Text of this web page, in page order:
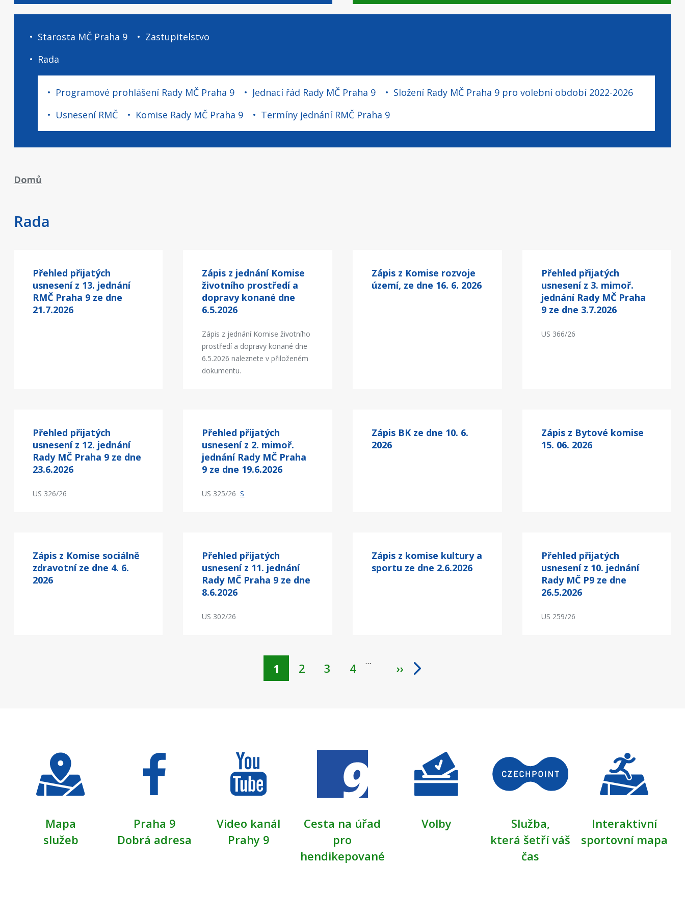
samospráva
podstránky
Starosta MČ Praha 9
Zastupitelstvo
Rada
Programové prohlášení Rady MČ Praha 9 Jednací řád Rady MČ Praha 9
Složení Rady MČ Praha 9 pro volební období 2022-2026
Usnesení RMČ
Komise Rady MČ Praha 9 Termíny jednání RMČ Praha 9
Drobečková
Domů
Rada
Přehled přijatých
usnesení z 13. jednání
RMČ Praha 9 ze dne
21.7.2026
Zápis z jednání Komise
životního prostředí a
dopravy konané dne
6.5.2026
Zápis z jednání Komise životního
prostředí a dopravy konané dne
6.5.2026 naleznete v přiloženém
dokumentu.
Zápis z Komise rozvoje
území, ze dne 16. 6. 2026
Přehled přijatých
usnesení z 3. mimoř.
jednání Rady MČ Praha
9 ze dne 3.7.2026
US 366/26
Přehled přijatých
usnesení z 12. jednání
Rady MČ Praha 9 ze dne
23.6.2026
US 326/26
Přehled přijatých
usnesení z 2. mimoř.
jednání Rady MČ Praha
9 ze dne 19.6.2026
US 325/26S
Zápis BK ze dne 10. 6.
2026
Zápis z Bytové komise
15. 06. 2026
Zápis z Komise sociálně
zdravotní ze dne 4. 6.
2026
Přehled přijatých
usnesení z 11. jednání
Rady MČ Praha 9 ze dne
8.6.2026
US 302/26
Zápis z komise kultury a
sportu ze dne 2.6.2026
Přehled přijatých
usnesení z 10. jednání
Rady MČ P9 ze dne
26.5.2026
US 259/26
Aktuální
1 Page
2 Page
3 Page
4 … ››
Mapa
služeb
Praha 9
Dobrá adresa
Video kanál
Prahy 9
Cesta na úřad
pro
hendikepované
Volby
Služba,
která šetří váš
čas
Interaktivní
sportovní mapa